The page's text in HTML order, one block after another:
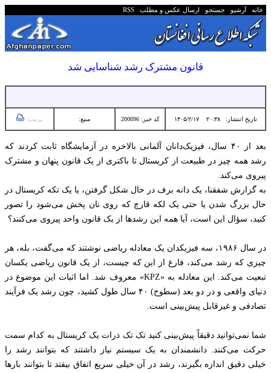
خانه آرشیو جستجو ارسال عکس و مطلب RSS
قانون مشترک رشد شناسایی شد
تاریخ انتشار:۲۰:۳۸ ۱۴۰۵/۲/۱۷ کد خبر: 200096 منبع: پرینت
بعد از ۴۰ سال، فیزیک‌دانان آلمانی بالاخره در آزمایشگاه ثابت کردند که
رشد همه چیز در طبیعت از کریستال تا باکتری از یک قانون پنهان و مشترک
پیروی می‌کند.
به گزارش شفقنا، یک دانه برف در حال شکل گرفتن، یا یک تکه کریستال در
حال بزرگ شدن یا حتی یک لکه قارچ که روی نان پخش می‌شود را تصور
کنید، سؤال این است، آیا همه این رشدها از یک قانون واحد پیروی می‌کنند؟
در سال ۱۹۸۶، سه فیزیکدان یک معادله ریاضی نوشتند که می‌گفت، بله، هر
چیزی که رشد می‌کند، فارغ از این که چیست، از یک قانون ریاضی یکسان
تبعیت می‌کند. این معادله به «KPZ» معروف شد. اما اثبات این موضوع در
دنیای واقعی و در دو بعد (سطوح) ۴۰ سال طول کشید، چون رشد یک فرآیند
تصادفی و غیرقابل پیش‌بینی است.
شما نمی‌توانید دقیقاً پیش‌بینی کنید تک تک ذرات یک کریستال به کدام سمت
حرکت می‌کنند. دانشمندان به یک سیستم نیاز داشتند که بتوانند رشد را
خیلی دقیق اندازه بگیرند، رشد در آن خیلی سریع اتفاق بیفتد تا بتوانند بارها